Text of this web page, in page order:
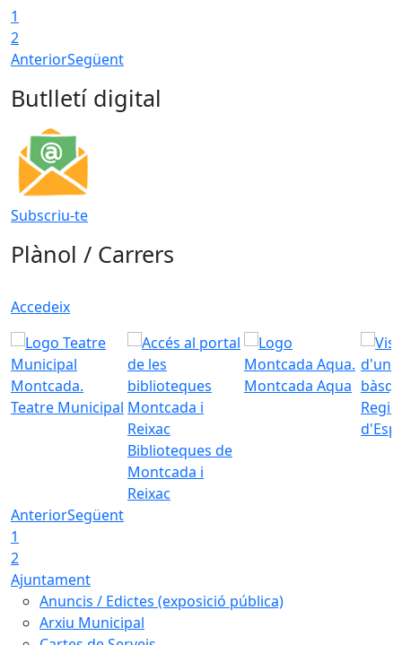
1
2
AnteriorSegüent
Butlletí digital
Subscriu-te
Plànol / Carrers
Accedeix
Teatre Municipal
Biblioteques de
Montcada i
Reixac
Montcada Aqua
AnteriorSegüent
1
2
Ajuntament
Anuncis / Edictes (exposició pública)
Arxiu Municipal